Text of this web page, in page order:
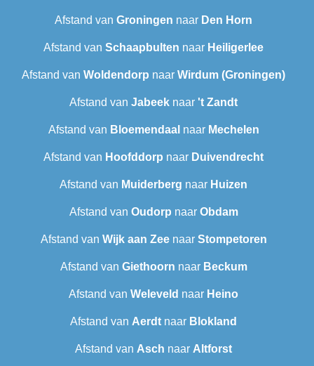
Afstand van Groningen naar Den Horn
Afstand van Schaapbulten naar Heiligerlee
Afstand van Woldendorp naar Wirdum (Groningen)
Afstand van Jabeek naar 't Zandt
Afstand van Bloemendaal naar Mechelen
Afstand van Hoofddorp naar Duivendrecht
Afstand van Muiderberg naar Huizen
Afstand van Oudorp naar Obdam
Afstand van Wijk aan Zeenaar Stompetoren
Afstand van Giethoorn naar Beckum
Afstand van Weleveld naar Heino
Afstand van Aerdt naar Blokland
Afstand van Asch naar Altforst